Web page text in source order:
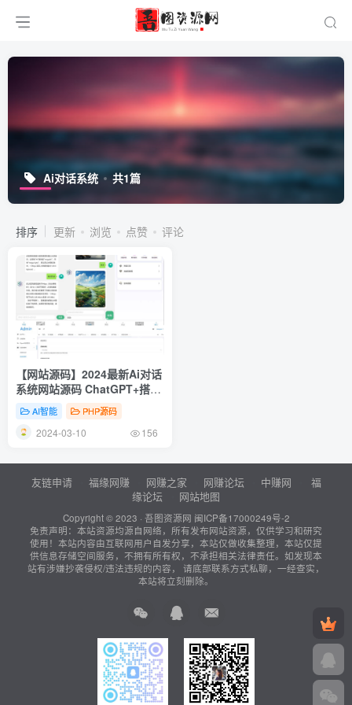
Ai对话系统 共1篇
排序 更新 浏览 点赞 评论
【网站源码】2024最新Ai对话
系统网站源码 ChatGPT+搭建
教程+前后端
AI智能 PHP源码
2024-03-10 156
友链申请 福缘网赚 网赚之家 网赚论坛 中赚网
福
缘论坛
网站地图
Copyright © 2023 · 吾图资源网 闽ICP备17000249号-2
免责声明：本站资源均源自网络，所有发布网站资源，仅供学习和研究
使用！本站内容由互联网用户自发分享，本站仅做收集整理，本站仅提
供信息存储空间服务，不拥有所有权，不承担相关法律责任。如发现本
站有涉嫌抄袭侵权/违法违规的内容， 请底部联系方式私聊，一经查实，
本站将立刻删除。